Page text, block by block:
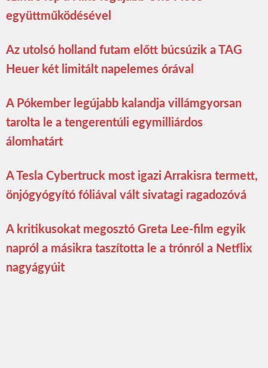
együttműködésével
Az utolsó holland futam előtt búcsúzik a TAG
Heuer két limitált napelemes órával
A Pókember legújabb kalandja villámgyorsan
tarolta le a tengerentúli egymilliárdos
álomhatárt
A Tesla Cybertruck most igazi Arrakisra termett,
önjógyógyító fóliával vált sivatagi ragadozóvá
A kritikusokat megosztó Greta Lee-film egyik
napról a másikra taszította le a trónról a Netflix
nagyágyúit